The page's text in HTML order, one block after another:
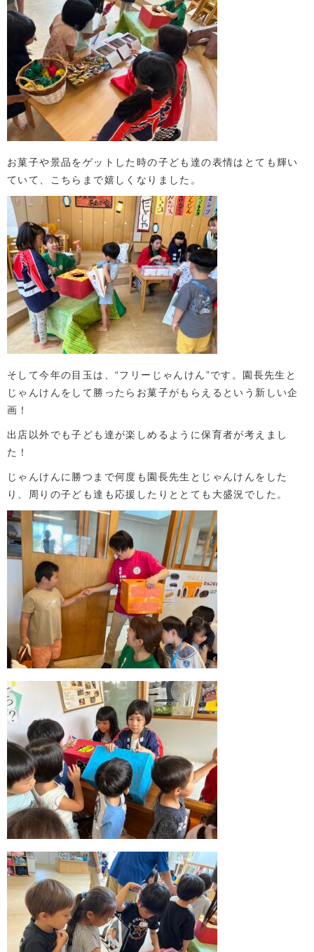
お菓子や景品をゲットした時の子ども達の表情はとても輝い
ていて、こちらまで嬉しくなりました。
そして今年の目玉は、“フリーじゃんけん”です。園長先生と
じゃんけんをして勝ったらお菓子がもらえるという新しい企
画！
出店以外でも子ども達が楽しめるように保育者が考えまし
た！
じゃんけんに勝つまで何度も園長先生とじゃんけんをした
り、周りの子ども達も応援したりととても大盛況でした。